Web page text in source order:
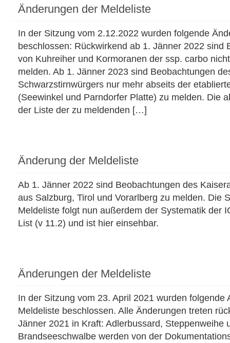
Änderungen der Meldeliste
In der Sitzung vom 2.12.2022 wurden folgende
beschlossen: Rückwirkend ab 1. Jänner 2022 sind
von Kuhreiher und Kormoranen der ssp. carbo
melden. Ab 1. Jänner 2023 sind Beobachtungen
Schwarzstirnwürgers nur mehr abseits der
(Seewinkel und Parndorfer Platte) zu melden. Die
der Liste der zu meldenden […]
Änderung der Meldeliste
Ab 1. Jänner 2022 sind Beobachtungen des
aus Salzburg, Tirol und Vorarlberg zu melden. Die
Meldeliste folgt nun außerdem der Systematik der
List (v 11.2) und ist hier einsehbar.
Änderungen der Meldeliste
In der Sitzung vom 23. April 2021 wurden folgende
Meldeliste beschlossen. Alle Änderungen treten
Jänner 2021 in Kraft: Adlerbussard, Steppenweihe
Brandseeschwalbe werden von der